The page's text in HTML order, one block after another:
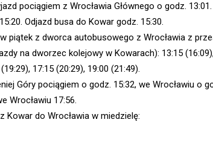
pociągiem z Wrocławia Głównego o godz.
Odjazd busa do Kowar godz. 15:30.
piątek z dworca autobusowego z Wrocławia z
na dworzec kolejowy w Kowarach): 13:15
17:15 (20:29), 19:00 (21:49).
Góry pociągiem o godz. 15:32, we Wrocławiu o
Wrocławiu 17:56.
Kowar do Wrocławia w miedzielę: